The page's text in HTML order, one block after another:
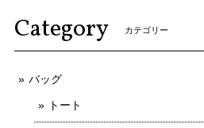
Category カテゴリー
バッグ
トート